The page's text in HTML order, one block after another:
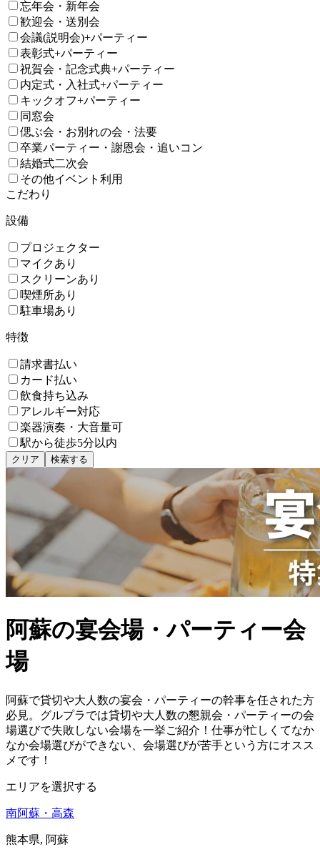
忘年会・新年会
歓迎会・送別会
会議(説明会)+パーティー
表彰式+パーティー
祝賀会・記念式典+パーティー
内定式・入社式+パーティー
キックオフ+パーティー
同窓会
偲ぶ会・お別れの会・法要
卒業パーティー・謝恩会・追いコン
結婚式二次会
その他イベント利用
こだわり
設備
プロジェクター
マイクあり
スクリーンあり
喫煙所あり
駐車場あり
特徴
請求書払い
カード払い
飲食持ち込み
アレルギー対応
楽器演奏・大音量可
駅から徒歩5分以内
クリア 検索する
阿蘇の宴会場・パーティー会
場
阿蘇で貸切や大人数の宴会・パーティーの幹事を任された方
必見。グルプラでは貸切や大人数の懇親会・パーティーの会
場選びで失敗しない会場を一挙ご紹介！仕事が忙しくてなか
なか会場選びができない、会場選びが苦手という方にオスス
メです！
エリアを選択する
南阿蘇・高森
熊本県, 阿蘇